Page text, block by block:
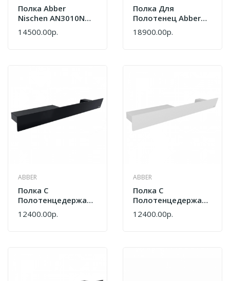
Полка Abber
Nischen AN3010NG
Никель
14500.00р.
Полка Для
Полотенец Abber
Westen AA1758SP
Сатин
18900.00р.
ABBER
Полка С
Полотенцедержателем
Abber Nischen
AN3011MB Черная
12400.00р.
ABBER
Полка С
Полотенцедержателем
Abber Nischen
AN3011MW Белая
12400.00р.